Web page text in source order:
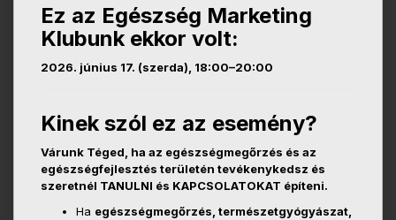
Ez az Egészség Marketing
Klubunk ekkor volt:
2026. június 17. (szerda), 18:00–20:00
Kinek szól ez az esemény?
Várunk Téged, ha az egészségmegőrzés és az
egészségfejlesztés területén tevékenykedsz és
szeretnél TANULNI és KAPCSOLATOKAT építeni.
Ha egészségmegőrzés, természetgyógyászat,